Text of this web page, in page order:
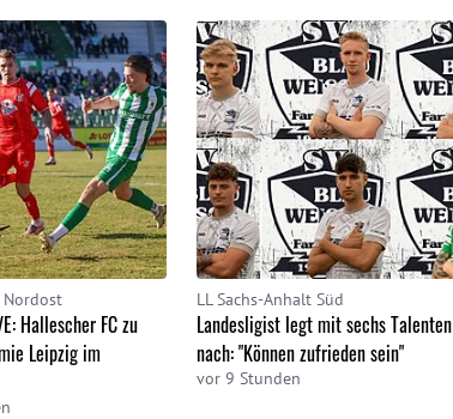
Hallescher FC zu
Leipzig im
LL Sachs-Anhalt Süd
Landesligist legt mit sechs Talenten
nach: "Können zufrieden sein"
vor 9 Stunden